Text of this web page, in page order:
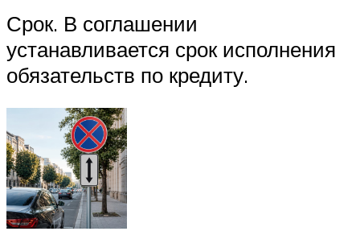
Срок. В соглашении
устанавливается срок исполнения
обязательств по кредиту.